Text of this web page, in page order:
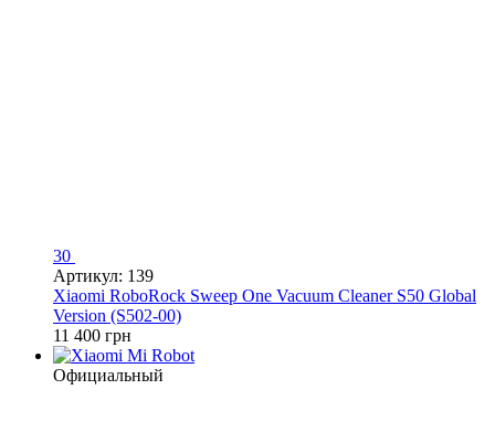
30
Артикул: 139
Xiaomi RoboRock Sweep One Vacuum Cleaner S50 Global
Version (S502-00)
11 400 грн
Официальный